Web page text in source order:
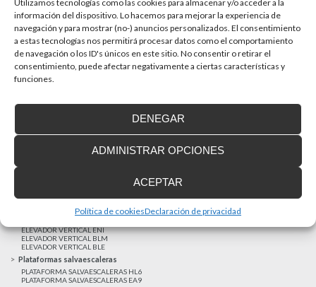
Utilizamos tecnologías como las cookies para almacenar y/o acceder a la
información del dispositivo. Lo hacemos para mejorar la experiencia de
navegación y para mostrar (no-) anuncios personalizados. El consentimiento
a estas tecnologías nos permitirá procesar datos como el comportamiento
de navegación o los ID's únicos en este sitio. No consentir o retirar el
consentimiento, puede afectar negativamente a ciertas características y
funciones.
ACEPTAR
DENEGAR
ADMINISTRAR OPCIONES
Política de cookiesDeclaración de privacidad
MAS NOTICIAS
Elevadores verticales
ELEVADOR VERTICAL ENI
ELEVADOR VERTICAL BLM
ELEVADOR VERTICAL BLE
Plataformas salvaescaleras
PLATAFORMA SALVAESCALERAS HL6
PLATAFORMA SALVAESCALERAS EA9